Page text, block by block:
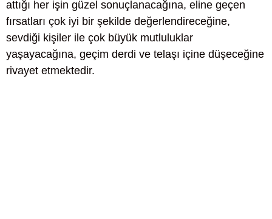
attığı her işin güzel sonuçlanacağına, eline geçen
fırsatları çok iyi bir şekilde değerlendireceğine,
sevdiği kişiler ile çok büyük mutluluklar
yaşayacağına, geçim derdi ve telaşı içine düşeceğine
rivayet etmektedir.